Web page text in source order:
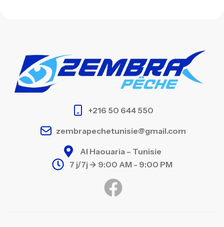
+216 50 644 550
zembrapechetunisie@gmail.com
Al Haouaria – Tunisie
7 j/7j -> 9:00 AM - 9:00 PM